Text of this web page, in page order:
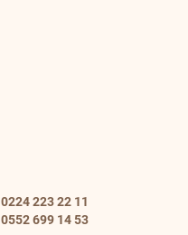
0224 223 22 11
0552 699 14 53